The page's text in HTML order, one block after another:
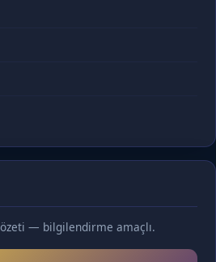
— bilgilendirme amaçlı.